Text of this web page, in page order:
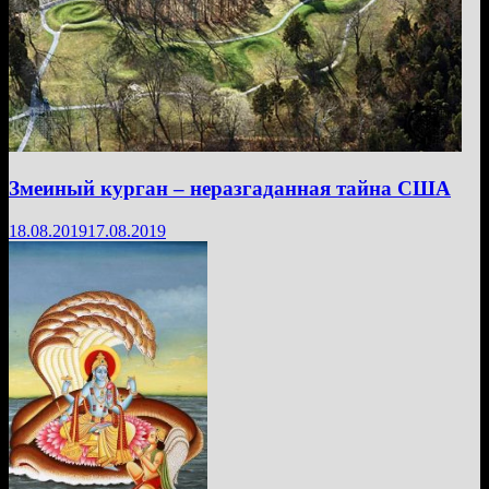
Змеиный курган – неразгаданная тайна США
18.08.201917.08.2019